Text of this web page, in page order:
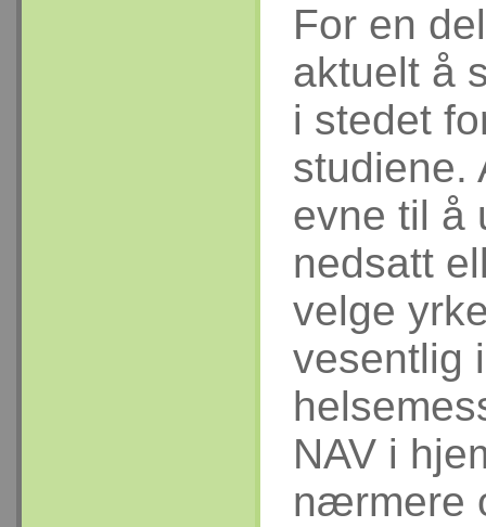
For en
aktuelt å
i stedet
studiene.
evne til å
nedsatt
velge
vesentlig
NAV i
nærmere